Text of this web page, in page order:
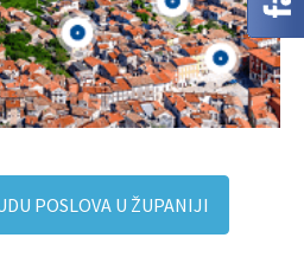
POSLOVA U ŽUPANIJI